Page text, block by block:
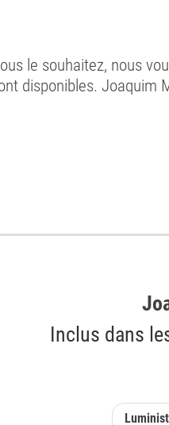
le souhaitez, nous
disponibles. Joaquim
Inclus dans